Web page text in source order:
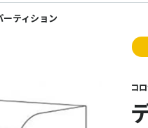
ーティション
コ